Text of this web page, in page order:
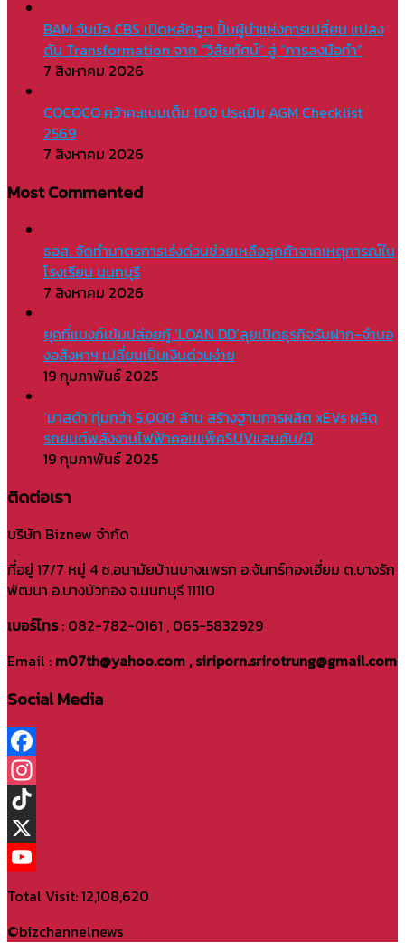
BAM จับมือ CBS เปิดหลักสูต ปั้นผู้นำแห่งการเปลี่ยน แปลง
ดัน Transformation จาก “วิสัยทัศน์” สู่ “การลงมือทำ”
7 สิงหาคม 2026
COCOCO คว้าคะแนนเต็ม 100 ประเมิน AGM Checklist
2569
7 สิงหาคม 2026
Most Commented
ธอส. จัดทำมาตรการเร่งด่วนช่วยเหลือลูกค้าจากเหตุการณ์ใน
โรงเรียน นนทบุรี
7 สิงหาคม 2026
ยุคที่แบงก์เข้มปล่อยกู้ ‘LOAN DD’ลุยเปิดธุรกิจรับฝาก-จำนอ
งอสังหาฯ เปลี่ยนเป็นเงินด่วนง่าย
19 กุมภาพันธ์ 2025
‘มาสด้า’ทุ่มกว่า 5,000 ล้าน สร้างฐานการผลิต xEVs ผลิต
รถยนต์พลังงานไฟฟ้าคอมแพ็คSUVแสนคัน/ปี
19 กุมภาพันธ์ 2025
ติดต่อเรา
บริษัท Biznew จำกัด
ที่อยู่ 17/7 หมู่ 4 ซ.อนามัยบ้านบางแพรก อ.จันทร์ทองเอี่ยม ต.บางรัก
พัฒนา อ.บางบัวทอง จ.นนทบุรี 11110
เบอร์โทร: 082-782-0161 , 065-5832929
Email : m07th@yahoo.com , siriporn.srirotrung@gmail.com
Social Media
Facebook
Instagram
TikTok
X
Total Visit: 12,108,620
©bizchannelnews